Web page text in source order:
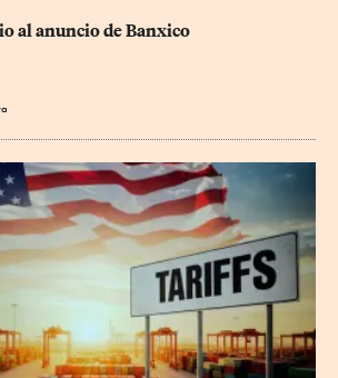
al anuncio de Banxico